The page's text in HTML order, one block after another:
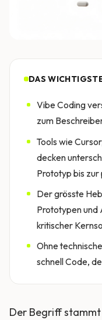
DAS
Vibe Coding
zum
Tools wie
decken
Prototyp bis zur
Der grösste
Prototypen und
kritischer
Ohne
schnell Code,
Der Begriff